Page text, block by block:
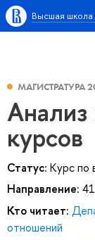
Высшая школа
МАГИСТРАТУРА
Анализ
курсов
Статус: Курс по
Направление:
Кто читает:
отношений